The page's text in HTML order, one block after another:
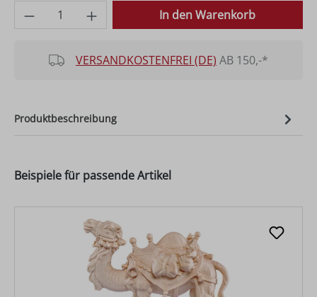
Produkt Anzahl: Gib den gewünschten
In den Warenkorb
VERSANDKOSTENFREI (DE) AB 150,-*
Produktbeschreibung
Beispiele für passende Artikel